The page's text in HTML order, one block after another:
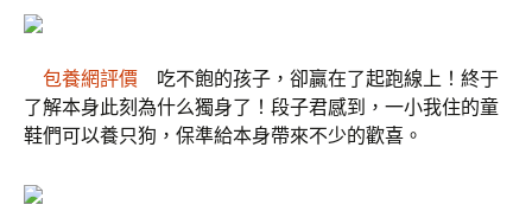
包養網評價 吃不飽的孩子，卻贏在了起跑線上！終于
了解本身此刻為什么獨身了！段子君感到，一小我住的童
鞋們可以養只狗，保準給本身帶來不少的歡喜。